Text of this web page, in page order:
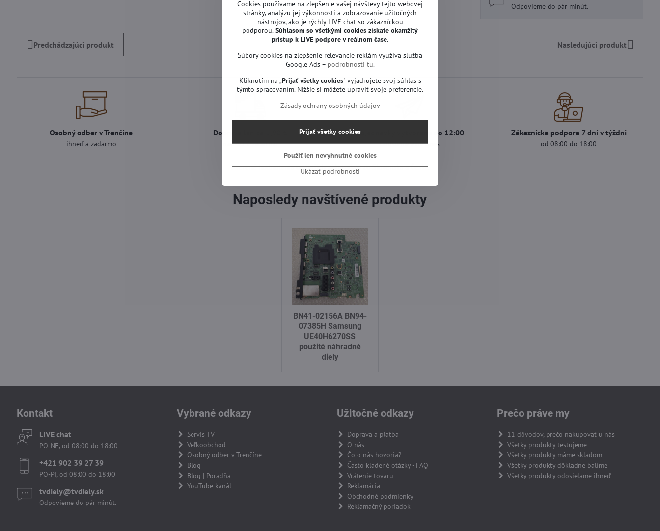
Odpovieme do pár minút.
Predchádzajúci produkt Nasledujúci produkt
Osobný odber v Trenčíne
ihneď a zadarmo
Doprava len za 2,90 €
nad 60 € zadarmo
Objednávky vytvorené do 12:00
odošleme ešte dnes
Zákaznícka podpora 7 dní v týždni
od 08:00 do 18:00
Overené hodnotenia od našich zákazníkov zo Slovenska a Česka.
Naposledy navštívené produkty
BN41-02156A BN94-
07385H Samsung
UE40H6270SS
použité náhradné
diely
Kontakt
LIVE chat
PO-NE, od 08:00 do 18:00
+421 902 39 27 39
PO-PI, od 08:00 do 18:00
tvdiely​​@tvdiely​​.sk
Odpovieme do pár minút.
Vybrané odkazy
Servis TV
Veľkoobchod
Osobný odber v Trenčíne
Blog
Blog | Poradňa
YouTube kanál
Užitočné odkazy
Doprava a platba
O nás
Čo o nás hovoria?
Často kladené otázky - FAQ
Vrátenie tovaru
Reklamácia
Obchodné podmienky
Reklamačný poriadok
Prečo práve my
11 dôvodov, prečo nakupovať u nás
Všetky produkty testujeme
Všetky produkty máme skladom
Všetky produkty dôkladne balíme
Všetky produkty odosielame ihneď
Cookies používame na zlepšenie vašej návštevy tejto webovej
stránky, analýzu jej výkonnosti a zobrazovanie užitočných
nástrojov, ako je rýchly LIVE chat so zákazníckou
podporou. Súhlasom so všetkými cookies získate okamžitý
prístup k LIVE podpore v reálnom čase.
Súbory cookies na zlepšenie relevancie reklám využíva služba
Google Ads – podrobnosti tu.
Kliknutím na „Prijať všetky cookies" vyjadrujete svoj súhlas s
týmto spracovaním. Nižšie si môžete upraviť svoje preferencie.
Zásady ochrany osobných údajov
Ukázať podrobnosti
Prijať všetky cookies
Použiť len nevyhnutné cookies